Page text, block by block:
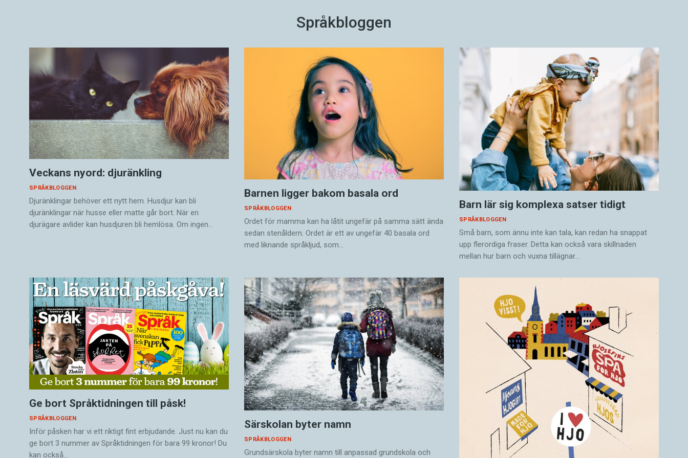
Språkbloggen
Veckans nyord: djuränkling
SPRÅKBLOGGEN
Djuränklingar behöver ett nytt hem. Husdjur kan bli
djuränklingar när husse eller matte går bort. När en
djurägare avlider kan husdjuren bli hemlösa. Om ingen…
Barnen ligger bakom basala ord
SPRÅKBLOGGEN
Ordet för mamma kan ha låtit ungefär på samma sätt ända
sedan stenåldern. Ordet är ett av ungefär 40 basala ord
med liknande språkljud, som…
Barn lär sig komplexa satser tidigt
SPRÅKBLOGGEN
Små barn, som ännu inte kan tala, kan redan ha snappat
upp flerordiga fraser. Detta kan också vara skillnaden
mellan hur barn och vuxna tillägnar…
Ge bort Språktidningen till påsk!
SPRÅKBLOGGEN
Inför påsken har vi ett riktigt fint erbjudande. Just nu kan du
ge bort 3 nummer av Språktidningen för bara 99 kronor! Du
kan också…
Särskolan byter namn
SPRÅKBLOGGEN
Grundsärskola byter namn till anpassad grundskola och